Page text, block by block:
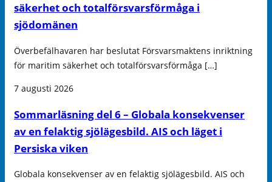
säkerhet och totalförsvarsförmåga i
sjödomänen
Överbefälhavaren har beslutat Försvarsmaktens inriktning
för maritim säkerhet och totalförsvarsförmåga […]
7 augusti 2026
Sommarläsning del 6 – Globala konsekvenser
av en felaktig sjölägesbild. AIS och läget i
Persiska viken
Globala konsekvenser av en felaktig sjölägesbild. AIS och